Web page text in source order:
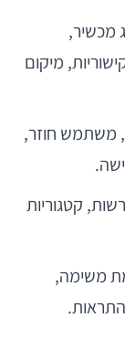
מכשיר,
מיקום
חוזר,
קטגוריות
משימה,